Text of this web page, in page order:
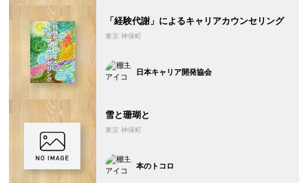
「経験代謝」によるキャリアカウンセリング
東京 神保町
日本キャリア開発協会
雪と珊瑚と
東京 神保町
本のトコロ